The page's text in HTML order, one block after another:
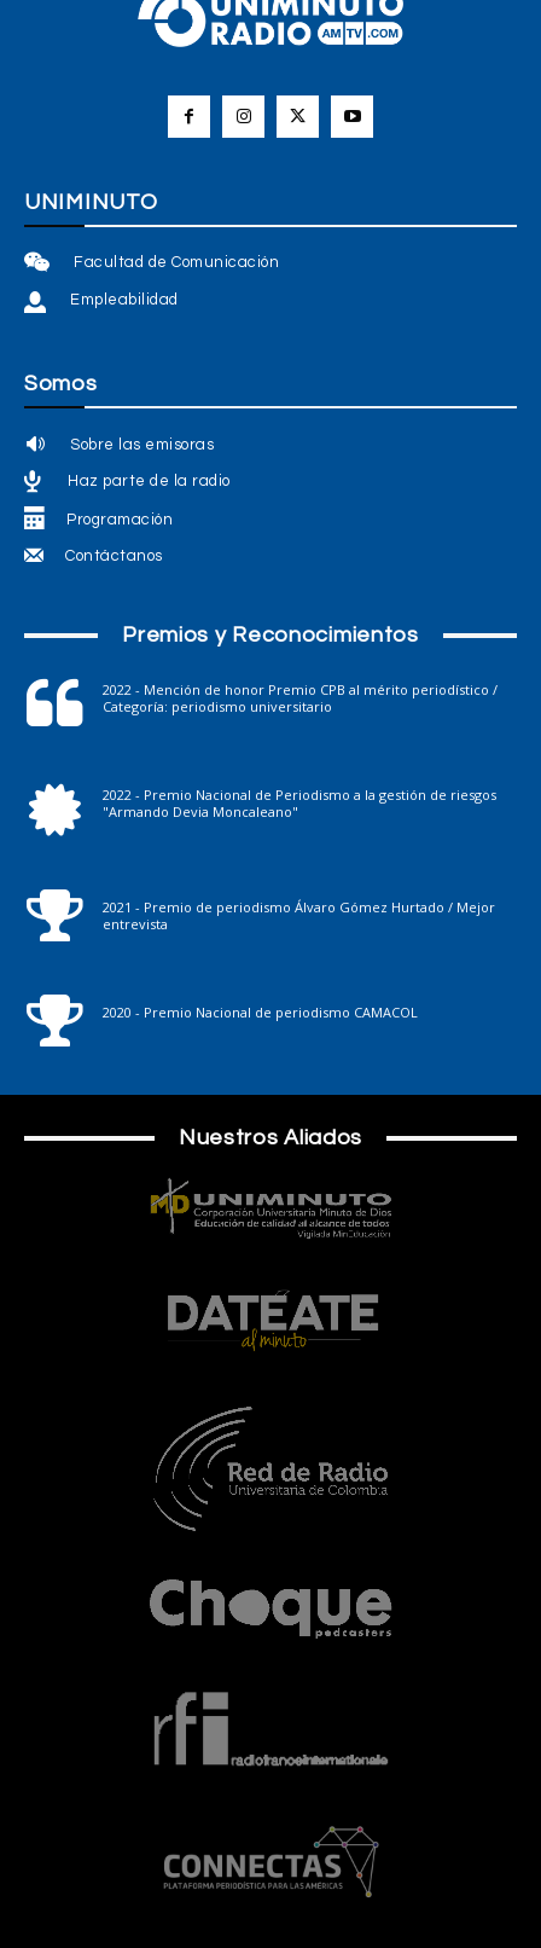
UNIMINUTO
Facultad de Comunicación
Empleabilidad
Somos
Sobre las emisoras
Haz parte de la radio
Programación
Contáctanos
Premios y Reconocimientos
2022 - Mención de honor Premio CPB al mérito periodístico /
Categoría: periodismo universitario
2022 - Premio Nacional de Periodismo a la gestión de riesgos
"Armando Devia Moncaleano"
2021 - Premio de periodismo Álvaro Gómez Hurtado / Mejor
entrevista
2020 - Premio Nacional de periodismo CAMACOL
Nuestros Aliados